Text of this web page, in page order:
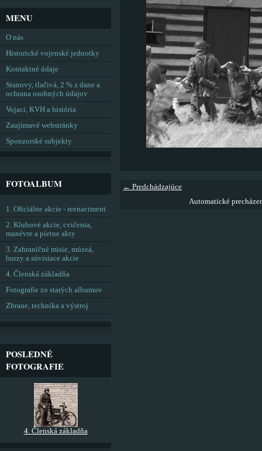
← Predchádzajúce
Automatické
MENU
O nás
Historické vojenské jednotky
Kontaktné údaje
Stanovy, tlačivá, 2 % z dane a
ochrana osobných údajov
Vojaci, KVH a história
Zaujímavé webstránky
Sponzorské subjekty
FOTOALBUM
1. Oficiálne akcie - reenactment
2. Klubové akcie, cvičenia,
manévre a pietne akty
3. Zahraničné misie, múzeá,
burzy a súvisiace akcie
4. Členská základňa
Fotografie zo starých albumov
Zbrane, technika a výstroj
POSLEDNÉ
FOTOGRAFIE
4. Členská základňa